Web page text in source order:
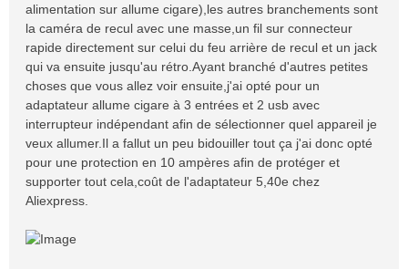
alimentation sur allume cigare),les autres branchements sont
la caméra de recul avec une masse,un fil sur connecteur
rapide directement sur celui du feu arrière de recul et un jack
qui va ensuite jusqu'au rétro.Ayant branché d'autres petites
choses que vous allez voir ensuite,j'ai opté pour un
adaptateur allume cigare à 3 entrées et 2 usb avec
interrupteur indépendant afin de sélectionner quel appareil je
veux allumer.Il a fallut un peu bidouiller tout ça j'ai donc opté
pour une protection en 10 ampères afin de protéger et
supporter tout cela,coût de l'adaptateur 5,40e chez
Aliexpress.